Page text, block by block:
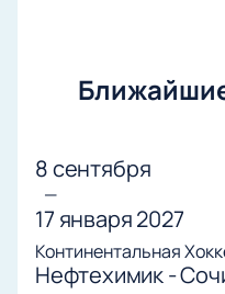
8 сентября
—
17 января 2027
Континентальная
Нефтехимик -